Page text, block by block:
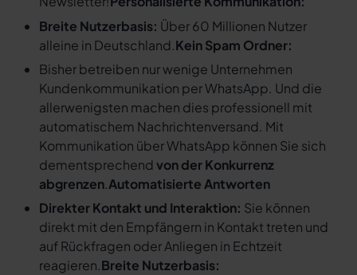
Breite Nutzerbasis: Über 60 Millionen Nutzer
alleine in Deutschland.Kein Spam Ordner:
Bisher betreiben nur wenige Unternehmen
Kundenkommunikation per WhatsApp. Und die
allerwenigsten machen dies professionell mit
automatischem Nachrichtenversand. Mit
Kommunikation über WhatsApp können Sie sich
dementsprechendvon der Konkurrenz
abgrenzen.Automatisierte Antworten
Direkter Kontakt und Interaktion: Sie können
direkt mit den Empfängern in Kontakt treten und
auf Rückfragen oder Anliegen in Echtzeit
reagieren.Breite Nutzerbasis: